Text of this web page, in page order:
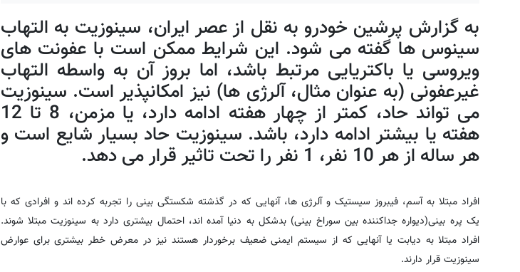
به گزارش پرشین خودرو به نقل از عصر ایران، سینوزیت به التهاب
سینوس ها گفته می شود. این شرایط ممکن است با عفونت های
ویروسی یا باکتریایی مرتبط باشد، اما بروز آن به واسطه التهاب
غیرعفونی (به عنوان مثال، آلرژی ها) نیز امکانپذیر است. سینوزیت
می تواند حاد، کمتر از چهار هفته ادامه دارد، یا مزمن، 8 تا 12
هفته یا بیشتر ادامه دارد، باشد. سینوزیت حاد بسیار شایع است و
هر ساله از هر 10 نفر، 1 نفر را تحت تاثیر قرار می دهد.
افراد مبتلا به آسم، فیبروز سیستیک و آلرژی ها، آنهایی که در گذشته شکستگی بینی را تجربه کرده اند و افرادی که با
یک پره بینی(دیواره جداکننده بین سوراخ بینی) بدشکل به دنیا آمده اند، احتمال بیشتری دارد به سینوزیت مبتلا شوند.
افراد مبتلا به دیابت یا آنهایی که از سیستم ایمنی ضعیف برخوردار هستند نیز در معرض خطر بیشتری برای عوارض
سینوزیت قرار دارند.